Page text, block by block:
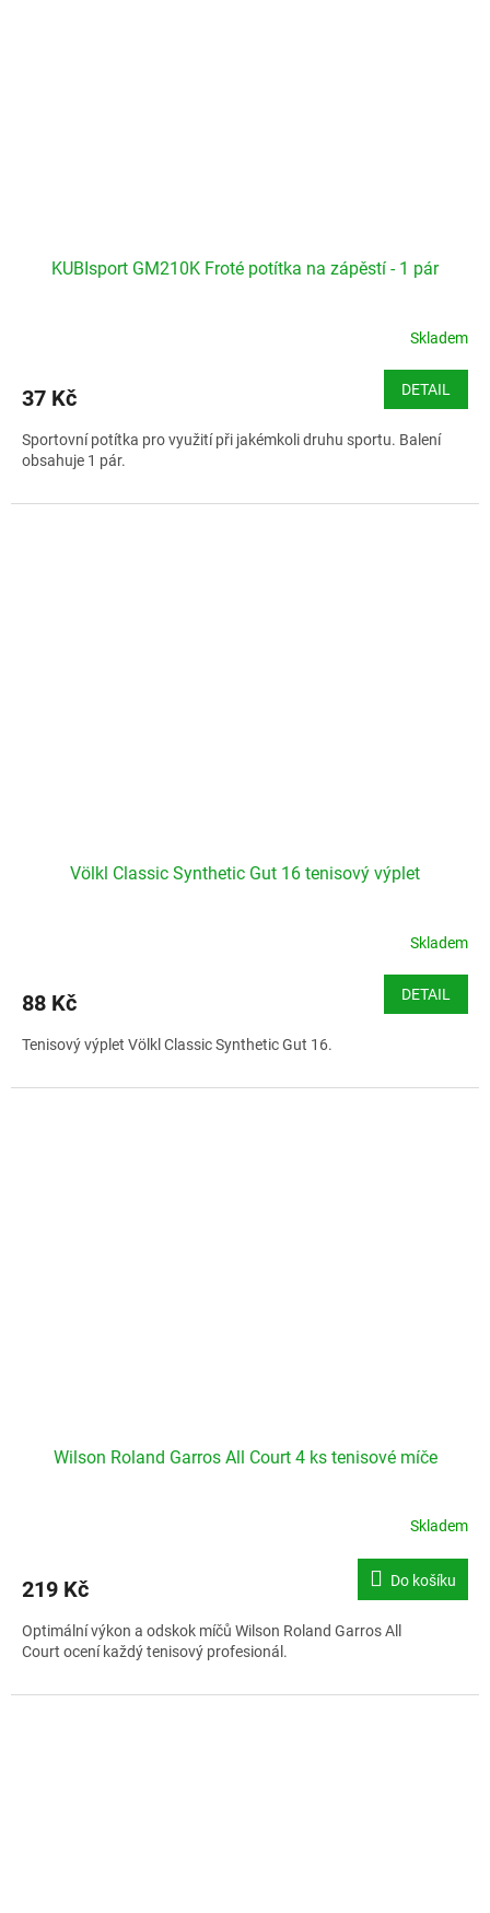
KUBIsport GM210K Froté potítka na zápěstí - 1 pár
Skladem
37 Kč DETAIL
Sportovní potítka pro využití při jakémkoli druhu sportu. Balení
obsahuje 1 pár.
Völkl Classic Synthetic Gut 16 tenisový výplet
Skladem
88 Kč DETAIL
Tenisový výplet Völkl Classic Synthetic Gut 16.
Wilson Roland Garros All Court 4 ks tenisové míče
Skladem
219 Kč Do košíku
Optimální výkon a odskok míčů Wilson Roland Garros All
Court ocení každý tenisový profesionál.